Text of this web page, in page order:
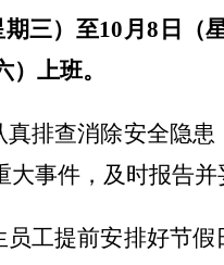
三）至10月8日（
）上班。
真排查消除安全隐患
大事件 ，及时报告并
员工提前安排好节假